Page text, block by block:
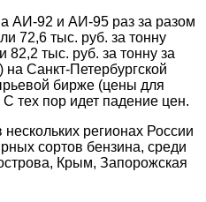
АИ-92 и АИ-95 раз за разом
72,6 тыс. руб. за тонну
82,2 тыс. руб. за тонну за
Санкт-Петербургской
бирже (цены для
тех пор идет падение цен.
регионах России
сортов бензина, среди
Крым, Запорожская